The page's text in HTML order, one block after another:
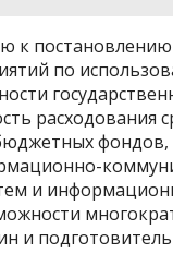
к
по
расходования
и
и